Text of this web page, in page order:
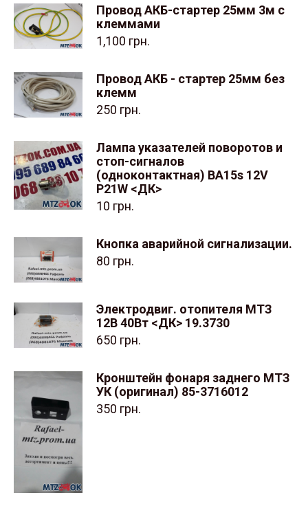
Провод АКБ-стартер 25мм 3м с
клеммами
1,100 грн.
Провод АКБ - стартер 25мм без
клемм
250 грн.
Лампа указателей поворотов и
стоп-сигналов
(одноконтактная) BA15s 12V
P21W <ДК>
10 грн.
Кнопка аварийной сигнализации.
80 грн.
Электродвиг. отопителя МТЗ
12В 40Вт <ДК> 19.3730
650 грн.
Кронштейн фонаря заднего МТЗ
УК (оригинал) 85-3716012
350 грн.